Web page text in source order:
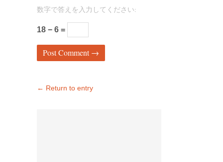
数字で答えを入力してください:
18 − 6 =
← Return to entry